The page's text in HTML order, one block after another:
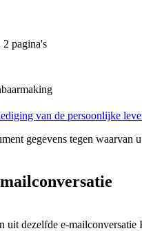
pagina's
van de persoonlijke
gegevens tegen waarvan
uit dezelfde e-mailconversatie